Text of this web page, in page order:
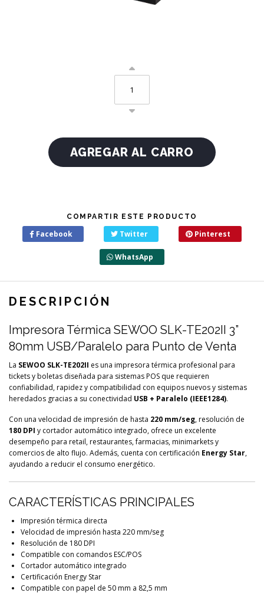
COMPARTIR ESTE PRODUCTO
Facebook Twitter Pinterest
WhatsApp
DESCRIPCIÓN
Impresora Térmica SEWOO SLK-TE202II 3”
80mm USB/Paralelo para Punto de Venta
La SEWOO SLK-TE202II es una impresora térmica profesional para
tickets y boletas diseñada para sistemas POS que requieren
confiabilidad, rapidez y compatibilidad con equipos nuevos y sistemas
heredados gracias a su conectividad USB + Paralelo (IEEE1284).
Con una velocidad de impresión de hasta 220 mm/seg, resolución de
180 DPI y cortador automático integrado, ofrece un excelente
desempeño para retail, restaurantes, farmacias, minimarkets y
comercios de alto flujo. Además, cuenta con certificación Energy Star,
ayudando a reducir el consumo energético.
CARACTERÍSTICAS PRINCIPALES
Impresión térmica directa
Velocidad de impresión hasta 220 mm/seg
Resolución de 180 DPI
Compatible con comandos ESC/POS
Cortador automático integrado
Certificación Energy Star
Compatible con papel de 50 mm a 82,5 mm